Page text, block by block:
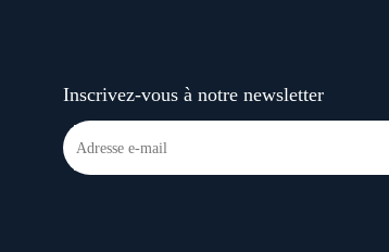
Inscrivez-vous à notre newsletter